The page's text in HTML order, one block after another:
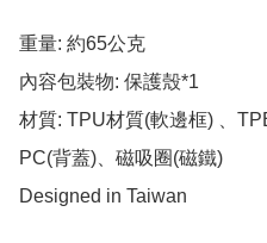
重量: 約65公克
內容包裝物: 保護殼*1
材質: TPU材質(軟邊框) 、
PC(背蓋)、磁吸圈(磁鐵)
Designed in Taiwan